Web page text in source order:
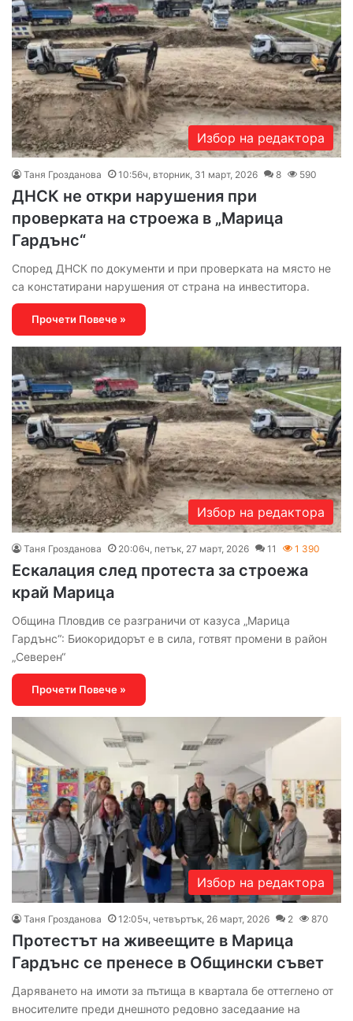
Избор на редактора
Таня Грозданова 10:56ч, вторник, 31 март, 2026 8 590
ДНСК не откри нарушения при
проверката на строежа в „Марица
Гардънс“
Според ДНСК по документи и при проверката на място не
са констатирани нарушения от страна на инвеститора.
Прочети Повече »
Избор на редактора
Таня Грозданова 20:06ч, петък, 27 март, 2026 11 1 390
Ескалация след протеста за строежа
край Марица
Община Пловдив се разграничи от казуса „Марица
Гардънс“: Биокоридорът е в сила, готвят промени в район
„Северен“
Прочети Повече »
Избор на редактора
Таня Грозданова 12:05ч, четвъртък, 26 март, 2026 2 870
Протестът на живеещите в Марица
Гардънс се пренесе в Общински съвет
Даряването на имоти за пътища в квартала бе оттеглено от
вносителите преди днешното редовно заседаание на